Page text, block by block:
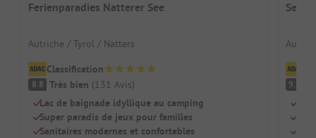
Ferienparadies Natterer See
Autriche / Tyrol / Natters
Classification
8.8 Très bien (131 Avis)
Lac de baignade idyllique au camping
Super paradis de jeux pour familles
Sanitaires modernes et confortables
9.9